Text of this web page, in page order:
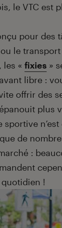
le VTC est
pour des
le transport
les « fixies »
libre :
offrir des
plus
de
:
!